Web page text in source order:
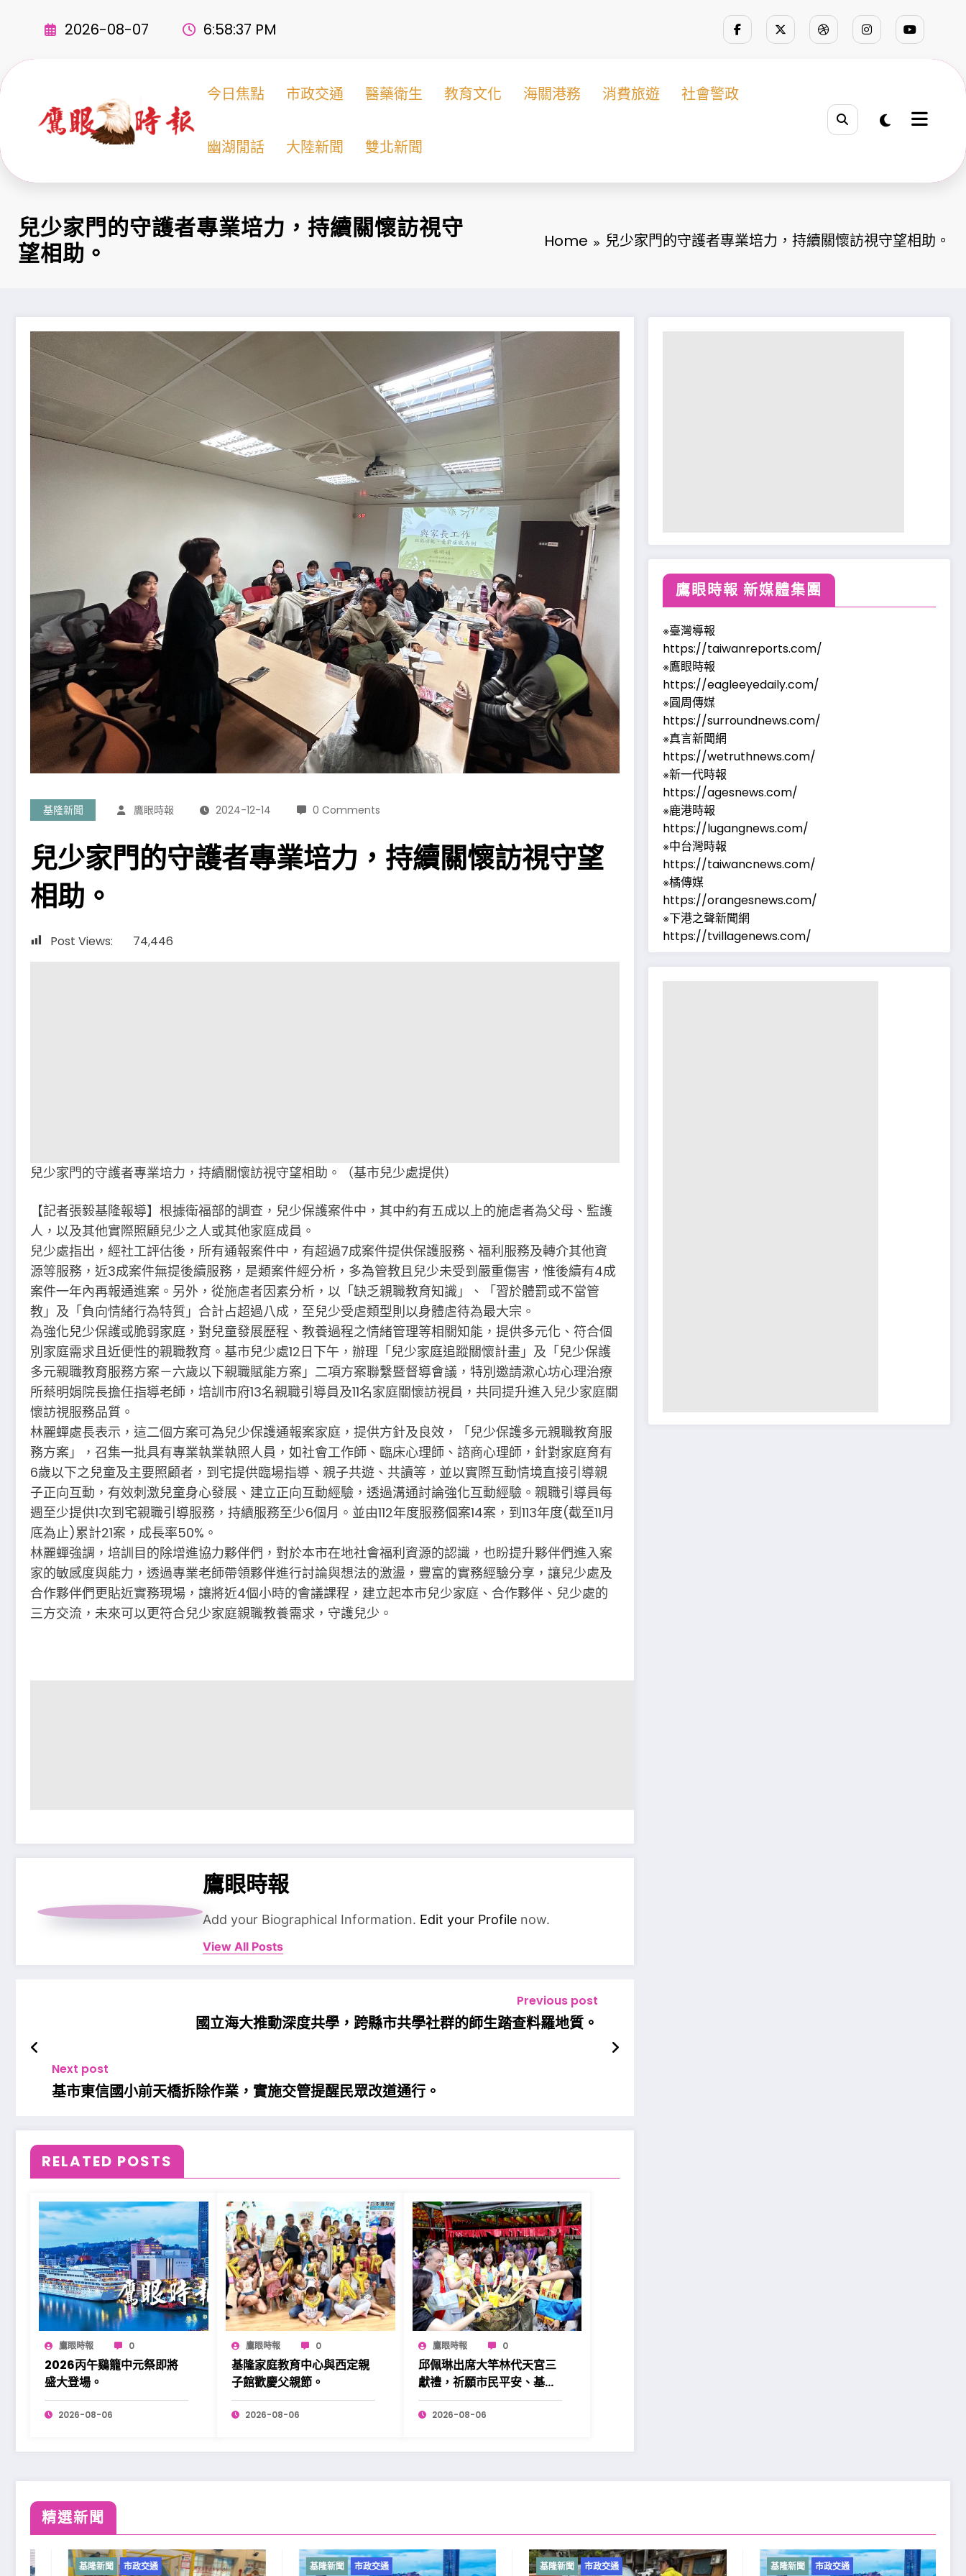
2026-08-07 6:58:38 PM
今日焦點 市政交通 醫藥衛生 教育文化 海關港務 消費旅遊 社會警政
幽湖閒話 大陸新聞 雙北新聞
兒少家門的守護者專業培力，持續關懷訪視守
望相助。
Home 兒少家門的守護者專業培力，持續關懷訪視守望相助。
基隆新聞 鷹眼時報 2024-12-14 0 Comments
兒少家門的守護者專業培力，持續關懷訪視守望
相助。
Post Views: 74,446
兒少家門的守護者專業培力，持續關懷訪視守望相助。（基市兒少處提供）
【記者張毅基隆報導】根據衛福部的調查，兒少保護案件中，其中約有五成以上的施虐者為父母、監護
人，以及其他實際照顧兒少之人或其他家庭成員。
兒少處指出，經社工評估後，所有通報案件中，有超過7成案件提供保護服務、福利服務及轉介其他資
源等服務，近3成案件無提後續服務，是類案件經分析，多為管教且兒少未受到嚴重傷害，惟後續有4成
案件一年內再報通進案。另外，從施虐者因素分析，以「缺乏親職教育知識」、「習於體罰或不當管
教」及「負向情緒行為特質」合計占超過八成，至兒少受虐類型則以身體虐待為最大宗。
為強化兒少保護或脆弱家庭，對兒童發展歷程、教養過程之情緒管理等相關知能，提供多元化、符合個
別家庭需求且近便性的親職教育。基市兒少處12日下午，辦理「兒少家庭追蹤關懷計畫」及「兒少保護
多元親職教育服務方案－六歲以下親職賦能方案」二項方案聯繫暨督導會議，特別邀請漱心坊心理治療
所蔡明娟院長擔任指導老師，培訓市府13名親職引導員及11名家庭關懷訪視員，共同提升進入兒少家庭關
懷訪視服務品質。
林麗蟬處長表示，這二個方案可為兒少保護通報案家庭，提供方針及良效，「兒少保護多元親職教育服
務方案」，召集一批具有專業執業執照人員，如社會工作師、臨床心理師、諮商心理師，針對家庭育有
6歲以下之兒童及主要照顧者，到宅提供臨場指導、親子共遊、共讀等，並以實際互動情境直接引導親
子正向互動，有效刺激兒童身心發展、建立正向互動經驗，透過溝通討論強化互動經驗。親職引導員每
週至少提供1次到宅親職引導服務，持續服務至少6個月。並由112年度服務個案14案，到113年度(截至11月
底為止)累計21案，成長率50%。
林麗蟬強調，培訓目的除增進協力夥伴們，對於本市在地社會福利資源的認識，也盼提升夥伴們進入案
家的敏感度與能力，透過專業老師帶領夥伴進行討論與想法的激盪，豐富的實務經驗分享，讓兒少處及
合作夥伴們更貼近實務現場，讓將近4個小時的會議課程，建立起本市兒少家庭、合作夥伴、兒少處的
三方交流，未來可以更符合兒少家庭親職教養需求，守護兒少。
鷹眼時報
Add your Biographical Information. Edit your Profile now.
View All Posts
Previous post
國立海大推動深度共學，跨縣市共學社群的師生踏查料羅地質。
Next post
基市東信國小前天橋拆除作業，實施交管提醒民眾改道通行。
RELATED POSTS
鷹眼時報 0
2026丙午鷄籠中元祭即將
盛大登場。
2026-08-06
鷹眼時報 0
基隆家庭教育中心與西定親
子館歡慶父親節。
2026-08-06
鷹眼時報 0
邱佩琳出席大竿林代天宮三
獻禮，祈願市民平安、基隆
昌盛。
2026-08-06
鷹眼時報 新媒體集團
※臺灣導報
https://taiwanreports.com/
※鷹眼時報
https://eagleeyedaily.com/
※圓周傳媒
https://surroundnews.com/
※真言新聞網
https://wetruthnews.com/
※新一代時報
https://agesnews.com/
※鹿港時報
https://lugangnews.com/
※中台灣時報
https://taiwancnews.com/
※橘傳媒
https://orangesnews.com/
※下港之聲新聞網
https://tvillagenews.com/
精選新聞
基隆新聞 市政交通 基隆新聞 市政交通 基隆新聞 市政交通 基隆新聞 市政交通